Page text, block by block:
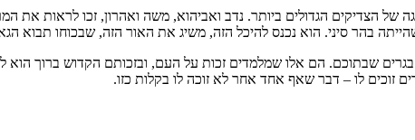
של הצדיקים הגדולים ביותר. נדב ואביהוא, משה ואהרון, זכו לראות את
בהר סיני. הוא נכנס להיכל הזה, משיג את האור הזה, שבכוחו תבוא
שבתוכם. הם אלו שמלמדים זכות על העם, ובזכותם הקדוש ברוך
זוכים לו – דבר שאף אחד אחר לא זוכה לו בקלות כזו.